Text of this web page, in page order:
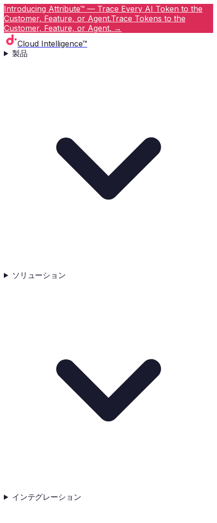
Introducing Attribute™ — Trace Every AI Token to the
Customer, Feature, or Agent.Trace Tokens to the
Customer, Feature, or Agent. →
Cloud Intelligence™
製品
ソリューション
インテグレーション